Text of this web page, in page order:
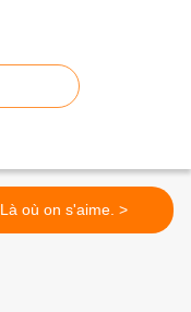
Là où on s'aime. >